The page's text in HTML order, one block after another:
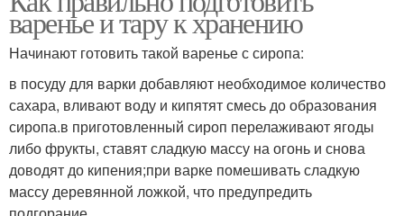
варенье и тару к хранению
Начинают готовить такой варенье с сиропа:
в посуду для варки добавляют необходимое количество
сахара, вливают воду и кипятят смесь до образования
сиропа.в приготовленный сироп перелаживают ягоды
либо фрукты, ставят сладкую массу на огонь и снова
доводят до кипения;при варке помешивать сладкую
массу деревянной ложкой, что предупредить